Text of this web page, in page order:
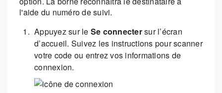
l'aide du numéro de suivi.
Appuyez sur le Se connectersur l’écran
d’accueil. Suivez les instructions pour scanner
votre code ou entrez vos informations de
connexion.